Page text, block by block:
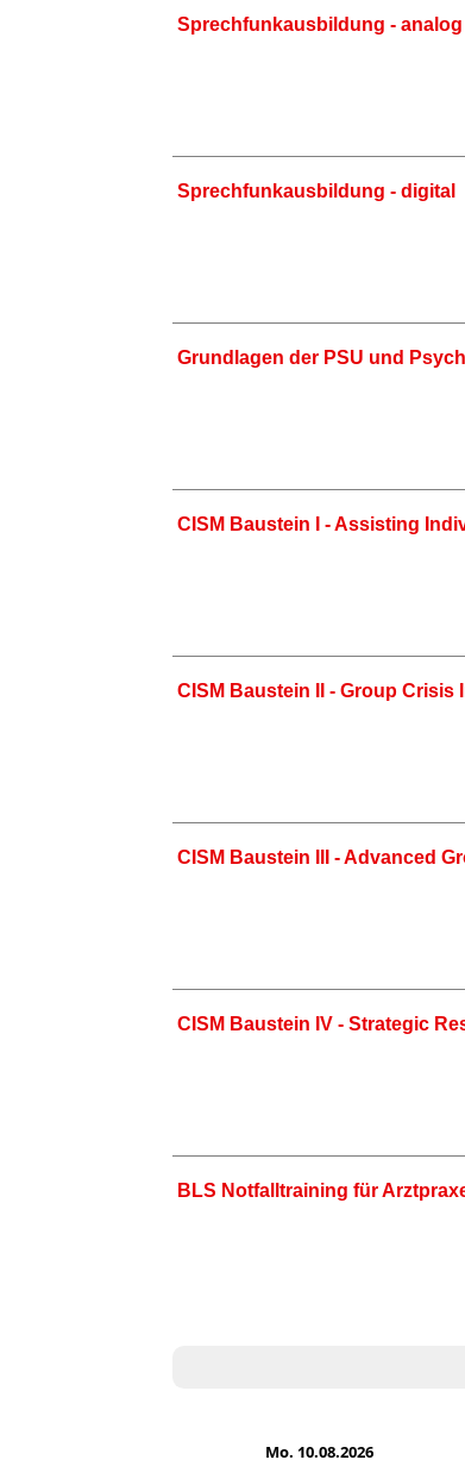
Sprechfunkausbildung - analog
Sprechfunkausbildung - digital
Grundlagen der PSU und
CISM Baustein I - Assisting
CISM Baustein II - Group Crisis
CISM Baustein III - Advanced
CISM Baustein IV - Strategic
BLS Notfalltraining für
Mo. 10.08.2026